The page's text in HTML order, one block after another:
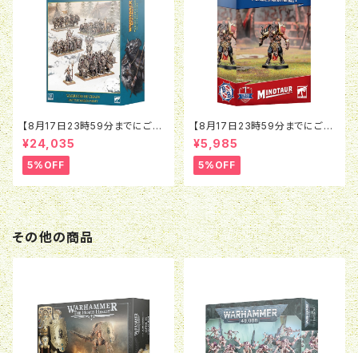
【8月17日23時59分までにご予
約で5％OFF】オールドワール
ド：ウォリアー・オヴ・ケイオス：バ
トルマーチアーミー
¥24,035
5%OFF
【8月17日23時59分までにご予
約で5％OFF】ブラッドボウル：ミ
ノタウロス
¥5,985
5%OFF
その他の商品